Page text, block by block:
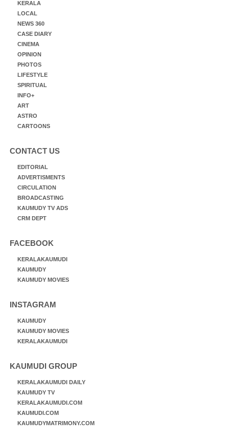
KERALA
LOCAL
NEWS 360
CASE DIARY
CINEMA
OPINION
PHOTOS
LIFESTYLE
SPIRITUAL
INFO+
ART
ASTRO
CARTOONS
CONTACT US
EDITORIAL
ADVERTISMENTS
CIRCULATION
BROADCASTING
KAUMUDY TV ADS
CRM DEPT
FACEBOOK
KERALAKAUMUDI
KAUMUDY
KAUMUDY MOVIES
INSTAGRAM
KAUMUDY
KAUMUDY MOVIES
KERALAKAUMUDI
KAUMUDI GROUP
KERALAKAUMUDI DAILY
KAUMUDY TV
KERALAKAUMUDI.COM
KAUMUDI.COM
KAUMUDYMATRIMONY.COM